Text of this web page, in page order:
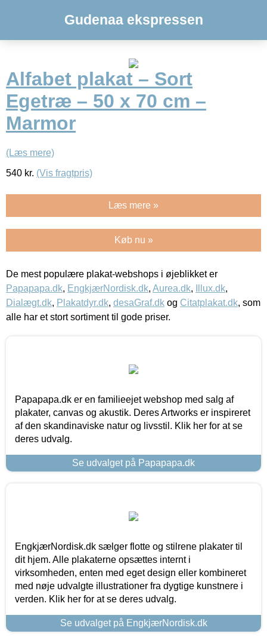
Gudenaa ekspressen
Alfabet plakat – Sort
Egetræ – 50 x 70 cm –
Marmor
(Læs mere)
540 kr. (Vis fragtpris)
Læs mere »
Køb nu »
De mest populære plakat-webshops i øjeblikket er
Papapapa.dk, EngkjærNordisk.dk, Aurea.dk, Illux.dk,
Dialægt.dk, Plakatdyr.dk, desaGraf.dk og Citatplakat.dk, som
alle har et stort sortiment til gode priser.
Papapapa.dk er en familieejet webshop med salg af
plakater, canvas og akustik. Deres Artworks er inspireret
af den skandinaviske natur og livsstil. Klik her for at se
deres udvalg.
Se udvalget på Papapapa.dk
EngkjærNordisk.dk sælger flotte og stilrene plakater til
dit hjem. Alle plakaterne opsættes internt i
virksomheden, enten med eget design eller kombineret
med nøje udvalgte illustrationer fra dygtige kunstnere i
verden. Klik her for at se deres udvalg.
Se udvalget på EngkjærNordisk.dk